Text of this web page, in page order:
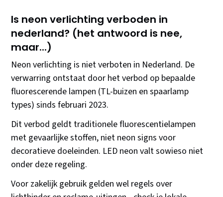
Is neon verlichting verboden in
nederland? (het antwoord is nee,
maar...)
Neon verlichting is niet verboten in Nederland. De
verwarring ontstaat door het verbod op bepaalde
fluorescerende lampen (TL-buizen en spaarlamp
types) sinds februari 2023.
Dit verbod geldt traditionele fluorescentielampen
met gevaarlijke stoffen, niet neon signs voor
decoratieve doeleinden. LED neon valt sowieso niet
onder deze regeling.
Voor zakelijk gebruik gelden wel regels over